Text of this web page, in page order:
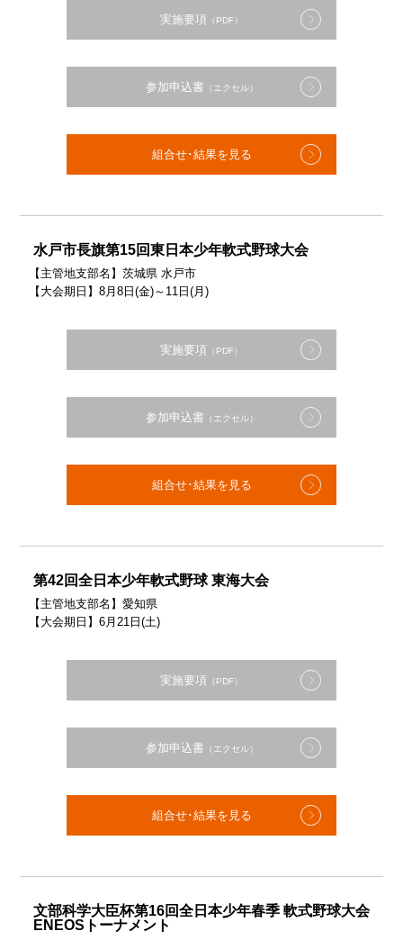
実施要項 （PDF）
参加申込書 （エクセル）
組合せ･結果を見る
水戸市長旗第15回東日本少年軟式野球大会
【主管地支部名】茨城県 水戸市
【大会期日】8月8日(金)～11日(月)
実施要項 （PDF）
参加申込書 （エクセル）
組合せ･結果を見る
第42回全日本少年軟式野球 東海大会
【主管地支部名】愛知県
【大会期日】6月21日(土)
実施要項 （PDF）
参加申込書 （エクセル）
組合せ･結果を見る
文部科学大臣杯第16回全日本少年春季 軟式野球大会
ENEOSトーナメント